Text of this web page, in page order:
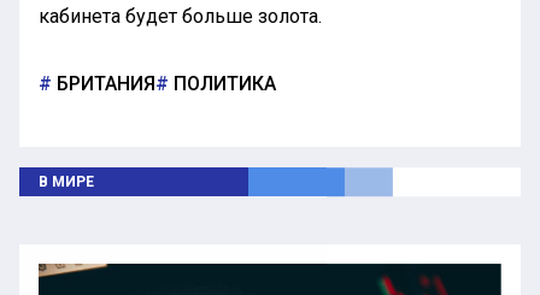
кабинета будет больше золота.
БРИТАНИЯ ПОЛИТИКА
В МИРЕ